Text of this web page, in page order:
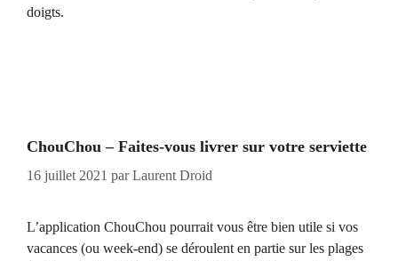
doigts.
ChouChou – Faites-vous livrer sur votre serviette
16 juillet 2021 parLaurent Droid
L’application ChouChou pourrait vous être bien utile si vos
vacances (ou week-end) se déroulent en partie sur les plages